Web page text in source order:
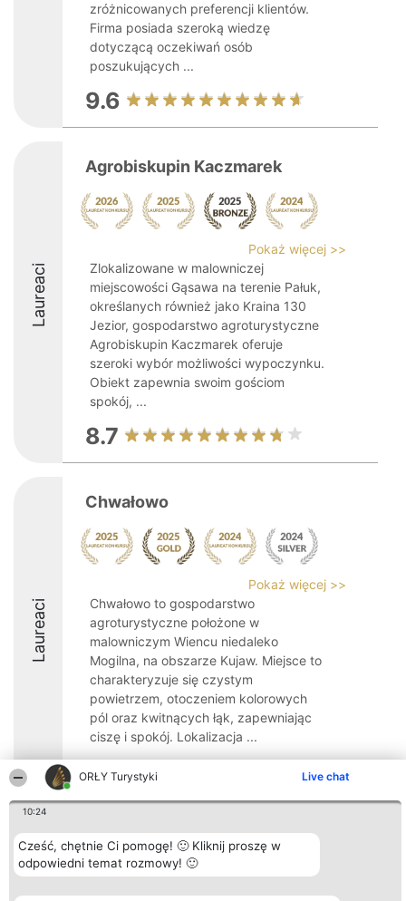
ORŁY Turystyki Live chat
10:24
Cześć, chętnie Ci pomogę! 🙂 Kliknij proszę w
odpowiedni temat rozmowy! 🙂
zróżnicowanych preferencji klientów.
Firma posiada szeroką wiedzę
dotyczącą oczekiwań osób
poszukujących ...
9.6
Laureaci
Agrobiskupin Kaczmarek
Pokaż więcej >>
Zlokalizowane w malowniczej
miejscowości Gąsawa na terenie Pałuk,
określanych również jako Kraina 130
Jezior, gospodarstwo agroturystyczne
Agrobiskupin Kaczmarek oferuje
szeroki wybór możliwości wypoczynku.
Obiekt zapewnia swoim gościom
spokój, ...
8.7
Laureaci
Chwałowo
Pokaż więcej >>
Chwałowo to gospodarstwo
agroturystyczne położone w
malowniczym Wiencu niedaleko
Mogilna, na obszarze Kujaw. Miejsce to
charakteryzuje się czystym
powietrzem, otoczeniem kolorowych
pól oraz kwitnących łąk, zapewniając
ciszę i spokój. Lokalizacja ...
Organizator plebiscytu
Bright Side Solutions sp. z o.
o. sp. k.
ul. Ruska 22
Plebiscyt
Laureaci
Lista
wszystkich
Kontakt
Kontakt